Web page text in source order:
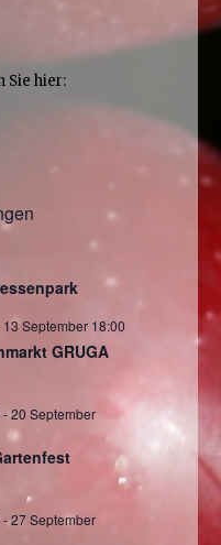
Sie hier:
13 September 18:00
GRUGA
-20 September
-27 September